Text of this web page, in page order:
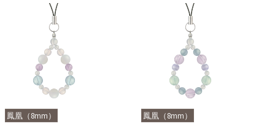
鳳凰（8mm） 鳳凰（8mm）